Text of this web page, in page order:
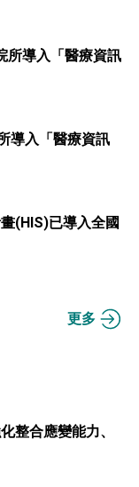
動方案」記者
未來挑戰 堅持
所導入「醫療資訊
導入「醫療資訊
(HIS)已導入全國
更多
整合應變能力、